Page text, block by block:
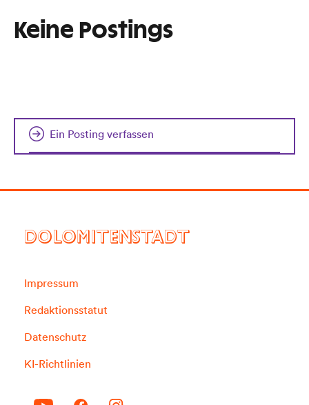
Keine Postings
Ein Posting verfassen
DOLOMITENSTADT
Impressum
Redaktionsstatut
Datenschutz
KI-Richtlinien